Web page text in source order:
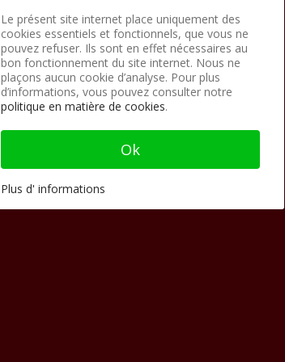
Le présent site internet place uniquement des
cookies essentiels et fonctionnels, que vous ne
pouvez refuser. Ils sont en effet nécessaires au
bon fonctionnement du site internet. Nous ne
plaçons aucun cookie d’analyse. Pour plus
d’informations, vous pouvez consulter notre
politique en matière de cookies.
Ok
Plus d' informations